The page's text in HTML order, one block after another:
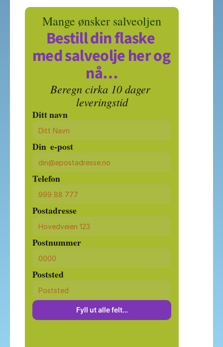
Mange ønsker salveoljen
Bestill din flaske
med salveolje her og
nå…
Beregn cirka 10 dager
leveringstid
Ditt navn
Din  e-post
Telefon
Postadresse
Postnummer
Poststed
Fyll ut alle felt…